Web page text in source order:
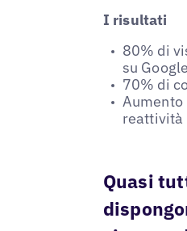
I risultati
80% di
su
70% di
reattività
Quasi